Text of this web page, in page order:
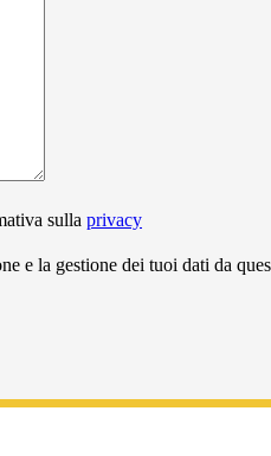
sulla privacy
e la gestione dei tuoi dati da